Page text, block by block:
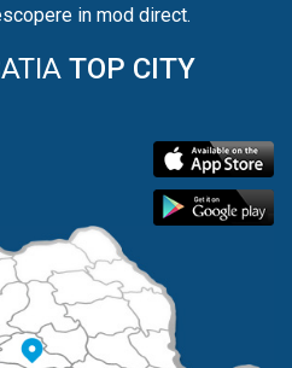
in mod direct.
TOP CITY